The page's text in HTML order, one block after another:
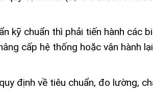
kỹ chuẩn thì phải tiến hành các
cấp hệ thống hoặc vận hành
định về tiêu chuẩn, đo lường,